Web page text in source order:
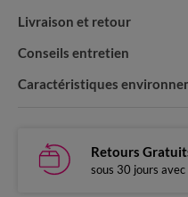
Livraison et retour
Conseils entretien
Caractéristiques
Retours
sous 30 jours